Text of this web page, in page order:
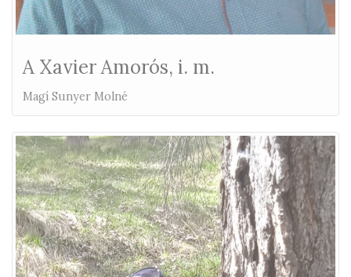
A Xavier Amorós, i. m.
Magí Sunyer Molné